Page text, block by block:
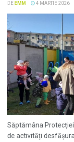
DE EMM 4 MARTIE 2026
Săptămâna
de activități